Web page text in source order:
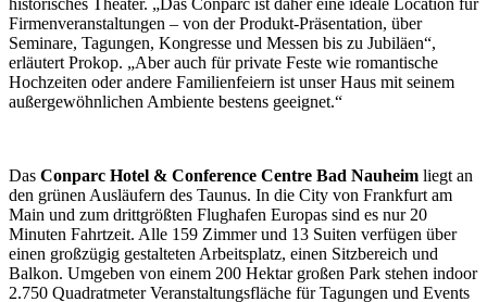
historisches Theater. „Das Conparc ist daher eine ideale Location für
Firmenveranstaltungen – von der Produkt-Präsentation, über
Seminare, Tagungen, Kongresse und Messen bis zu Jubiläen“,
erläutert Prokop. „Aber auch für private Feste wie romantische
Hochzeiten oder andere Familienfeiern ist unser Haus mit seinem
außergewöhnlichen Ambiente bestens geeignet.“
Das Conparc Hotel & Conference Centre Bad Nauheim liegt an
den grünen Ausläufern des Taunus. In die City von Frankfurt am
Main und zum drittgrößten Flughafen Europas sind es nur 20
Minuten Fahrtzeit. Alle 159 Zimmer und 13 Suiten verfügen über
einen großzügig gestalteten Arbeitsplatz, einen Sitzbereich und
Balkon. Umgeben von einem 200 Hektar großen Park stehen indoor
2.750 Quadratmeter Veranstaltungsfläche für Tagungen und Events